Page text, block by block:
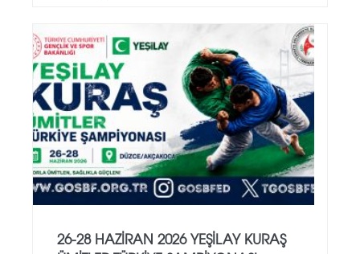
26-28 HAZİRAN 2026 YEŞİLAY KURAŞ